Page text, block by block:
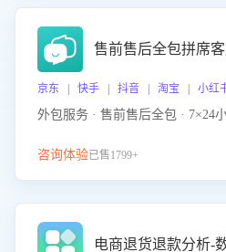
售前售后全包拼席
京东 | 快手 | 抖音 | 淘宝 | 小红
外包服务 · 售前售后全包 · 7×24
咨询体验已售1799+
电商退货退款分析-